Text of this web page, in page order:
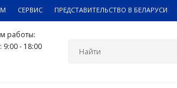
СЕРВИС ПРЕДСТАВИТЕЛЬСТВО В БЕЛАРУСИ
работы:
9:00 - 18:00